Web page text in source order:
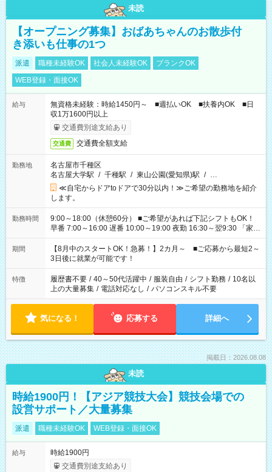
未読
【オープニング募集】おばあちゃんのお散歩付
き添いも仕事の1つ
派遣 職種未経験OK 社会人未経験OK
ブランクOK
WEB登録・面接OK
給与
無資格未経験：時給1450円～ ■週払いOK ■扶養内OK ■日
収1万1600円以上
交通費別途支給あり
交通費 交通費全額支給
勤務地
名古屋市千種区
名古屋大学駅 / 千種駅 / 東山公園(愛知県)駅 / …
≪自宅からドアtoドアで30分以内！≫ご希望の勤務地を紹介
します。
勤務時間
9:00～18:00（休憩60分） ■ご希望があれば下記シフトもOK！
早番 7:00～16:00 遅番 10:00～19:00 夜勤 16:30～翌9:30 「家族
と休みを合わせたい」 「余裕を持って夕飯の準備がしたい」
「できれば残業はしたくない」 など、ご希望を教えてください
ね。 ※Wワーク希望の方へ 今ご覧のお仕事で希望する勤務時間
と、もう1つのお仕事の勤務時間。 合計で週40時間を超える場
合は応募できません。
期間
【8月中のスタートOK！急募！】2カ月～ ■ご応募から最短2～
3日後に就業が可能です！
特徴 履歴書不要 / 40～50代活躍中 / 服装自由 / シフト勤務 / 10名以
上の大量募集 / 電話対応なし / パソコンスキル不要
気になる！ 応募する 詳細へ
掲載日：2026.08.08
未読
時給1900円！【アジア競技大会】競技会場での
設営サポート／大量募集
派遣 職種未経験OK WEB登録・面接OK
給与
時給1900円
交通費別途支給あり